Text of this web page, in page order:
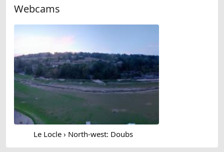
Webcams
Le Locle › North-west: Doubs